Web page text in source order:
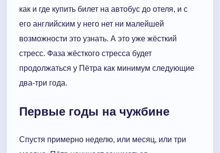
как и где купить билет на автобус до отеля, и с
его английским у него нет ни малейшей
возможности это узнать. А это уже жёсткий
стресс. Фаза жёсткого стресса будет
продолжаться у Пётра как минимум следующие
два-три года.
Первые годы на чужбине
Спустя примерно неделю, или месяц, или три